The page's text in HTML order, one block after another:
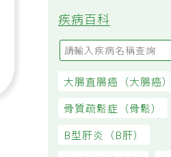
過日子
疾病百科
大腸直腸癌（大腸癌）